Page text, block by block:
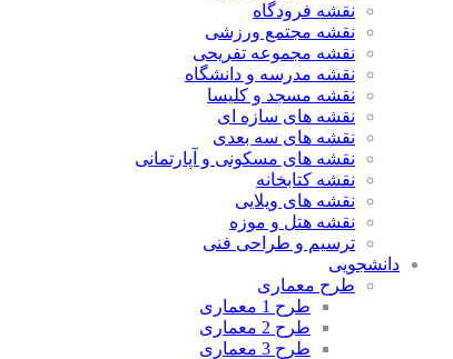
نقشه فرودگاه
نقشه مجتمع ورزشی
نقشه مجموعه تفریحی
نقشه مدرسه و دانشگاه
نقشه مسجد و کلیسا
نقشه های سازه ای
نقشه های سه بعدی
نقشه های مسکونی و آپارتمانی
نقشه کتابخانه
نقشه های ویلایی
نقشه هتل و موزه
ترسیم و طراحی فنی
دانشجویی
طرح معماری
طرح 1 معماری
طرح 2 معماری
طرح 3 معماری